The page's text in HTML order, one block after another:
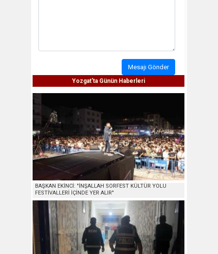
Mesajı Gönder
Yozgat'ta Günün Haberleri
BAŞKAN EKİNCİ: "İNŞALLAH SORFEST KÜLTÜR YOLU
FESTİVALLERİ İÇİNDE YER ALIR"